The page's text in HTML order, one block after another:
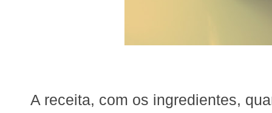
A receita, com os ingredientes,